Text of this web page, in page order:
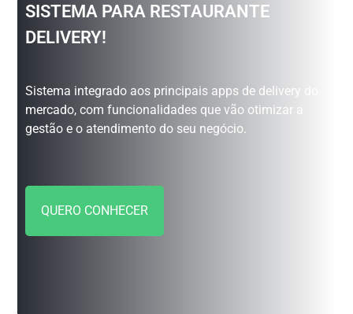
SISTEMA PARA RESTAURANTE
DELIVERY!
Sistema integrado aos principais apps de delivery do
mercado, com funcionalidades que vão otimizar a
gestão e o atendimento do seu negócio.
QUERO CONHECER